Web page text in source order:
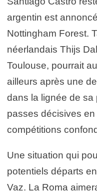
argentin est
Nottingham Forest.
néerlandais Thijs
Toulouse, pourrait
ailleurs après une
dans la lignée de sa
passes décisives
compétitions
Une situation qui
potentiels départs
Vaz. La Roma